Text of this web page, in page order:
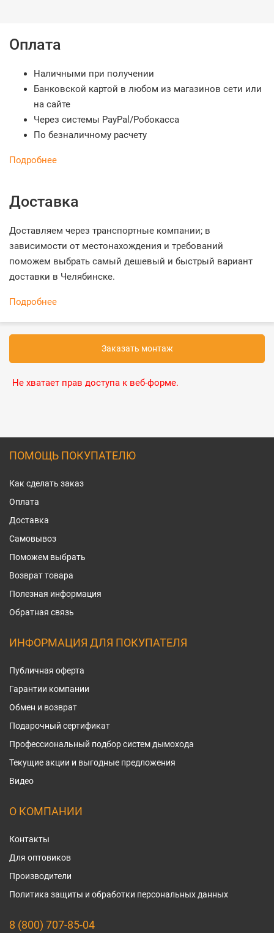
Оплата
Наличными при получении
Банковской картой в любом из магазинов сети или
на сайте
Через системы PayPal/Робокасса
По безналичному расчету
Подробнее
Доставка
Доставляем через транспортные компании; в
зависимости от местонахождения и требований
поможем выбрать самый дешевый и быстрый вариант
доставки в Челябинске.
Подробнее
Заказать монтаж
Не хватает прав доступа к веб-форме.
ПОМОЩЬ ПОКУПАТЕЛЮ
Как сделать заказ
Оплата
Доставка
Самовывоз
Поможем выбрать
Возврат товара
Полезная информация
Обратная связь
ИНФОРМАЦИЯ ДЛЯ ПОКУПАТЕЛЯ
Публичная оферта
Гарантии компании
Обмен и возврат
Подарочный сертификат
Профессиональный подбор систем дымохода
Текущие акции и выгодные предложения
Видео
О КОМПАНИИ
Контакты
Для оптовиков
Производители
Политика защиты и обработки персональных данных
8 (800) 707-85-04